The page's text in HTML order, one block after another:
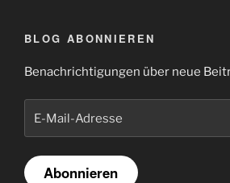
BLOG ABONNIEREN
Benachrichtigungen über neue
Mail-
Abonnieren